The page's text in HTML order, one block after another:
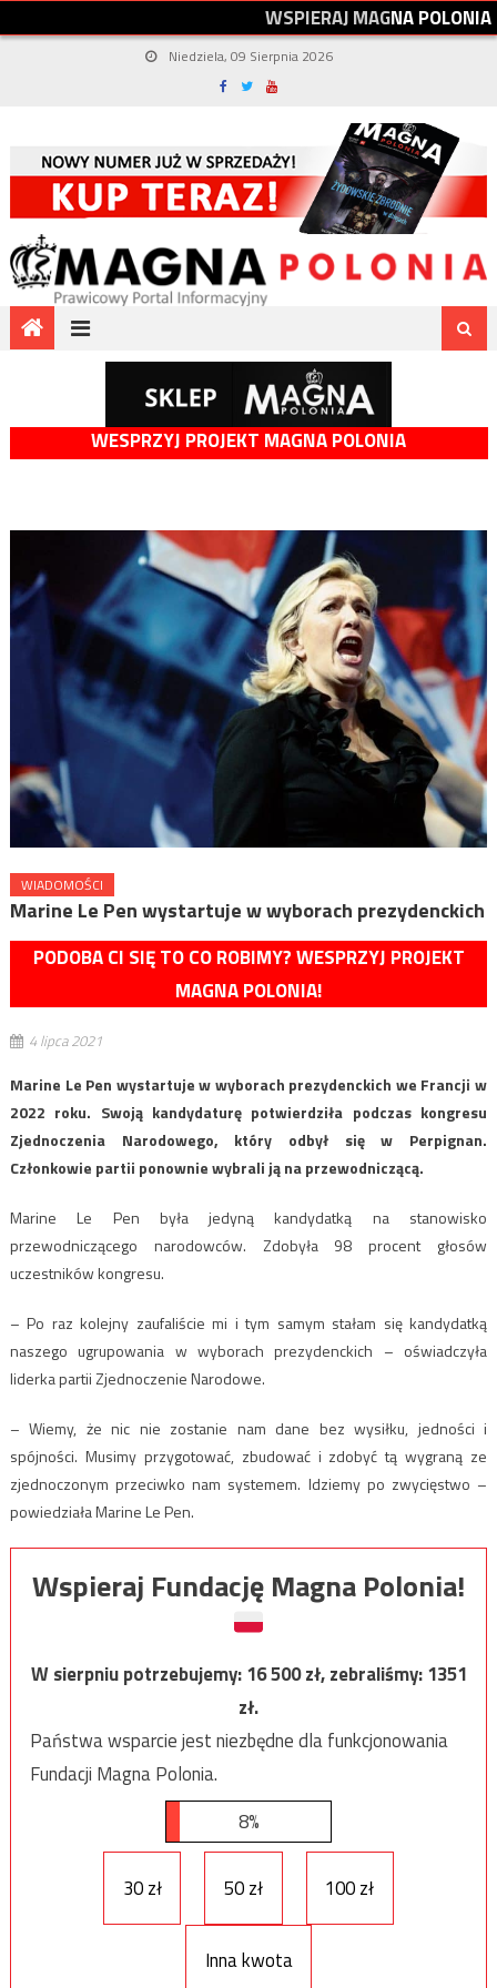
WSPIERAJMAGNAPOLONIA
Niedziela, 09 Sierpnia 2026
WESPRZYJ PROJEKT MAGNA POLONIA
WIADOMOŚCI
Marine Le Pen wystartuje w wyborach prezydenckich
PODOBA CI SIĘ TO CO ROBIMY? WESPRZYJ PROJEKT
MAGNA POLONIA!
4 lipca 2021
Marine Le Pen wystartuje w wyborach prezydenckich we Francji w
2022 roku. Swoją kandydaturę potwierdziła podczas kongresu
Zjednoczenia Narodowego, który odbył się w Perpignan.
Członkowie partii ponownie wybrali ją na przewodniczącą.
Marine Le Pen była jedyną kandydatką na stanowisko
przewodniczącego narodowców. Zdobyła 98 procent głosów
uczestników kongresu.
– Po raz kolejny zaufaliście mi i tym samym stałam się kandydatką
naszego ugrupowania w wyborach prezydenckich – oświadczyła
liderka partii Zjednoczenie Narodowe.
– Wiemy, że nic nie zostanie nam dane bez wysiłku, jedności i
spójności. Musimy przygotować, zbudować i zdobyć tą wygraną ze
zjednoczonym przeciwko nam systemem. Idziemy po zwycięstwo –
powiedziała Marine Le Pen.
Wspieraj Fundację Magna Polonia!
W sierpniu potrzebujemy:16 500zł, zebraliśmy:1351
zł.
Państwa wsparcie jest niezbędne dla funkcjonowania
Fundacji Magna Polonia.
8%
30 zł 50 zł 100 zł
Inna kwota